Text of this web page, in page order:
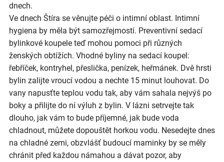
dnech.
Ve dnech Štíra se věnujte péči o intimní oblast. Intimní
hygiena by měla být samozřejmostí. Preventivní sedací
bylinkové koupele teď mohou pomoci při různých
ženských obtížích. Vhodné byliny na sedací koupel:
řebříček, kontryhel, přeslička, penízek, heřmánek. Dvě hrsti
bylin zalijte vroucí vodou a nechte 15 minut louhovat. Do
vany napusťte teplou vodu tak, aby vám sahala nejvýš po
boky a přilijte do ní výluh z bylin. V lázni setrvejte tak
dlouho, jak vám to bude příjemné, jak bude voda
chladnout, můžete dopouštět horkou vodu. Nesedejte dnes
na chladné zemi, obzvlášť budoucí maminky by se měly
chránit před každou námahou a dávat pozor, aby